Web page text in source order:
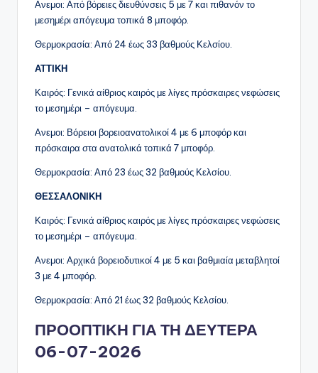
Ανεμοι: Από βόρειες διευθύνσεις 5 με 7 και πιθανόν το
μεσημέρι απόγευμα τοπικά 8 μποφόρ.
Θερμοκρασία: Από 24 έως 33 βαθμούς Κελσίου.
ΑΤΤΙΚΗ
Καιρός: Γενικά αίθριος καιρός με λίγες πρόσκαιρες νεφώσεις
το μεσημέρι – απόγευμα.
Ανεμοι: Βόρειοι βορειοανατολικοί 4 με 6 μποφόρ και
πρόσκαιρα στα ανατολικά τοπικά 7 μποφόρ.
Θερμοκρασία: Από 23 έως 32 βαθμούς Κελσίου.
ΘΕΣΣΑΛΟΝΙΚΗ
Καιρός: Γενικά αίθριος καιρός με λίγες πρόσκαιρες νεφώσεις
το μεσημέρι – απόγευμα.
Ανεμοι: Αρχικά βορειοδυτικοί 4 με 5 και βαθμιαία μεταβλητοί
3 με 4 μποφόρ.
Θερμοκρασία: Από 21 έως 32 βαθμούς Κελσίου.
ΠΡΟΟΠΤΙΚΗ ΓΙΑ ΤΗ ΔΕΥΤΕΡΑ
06-07-2026